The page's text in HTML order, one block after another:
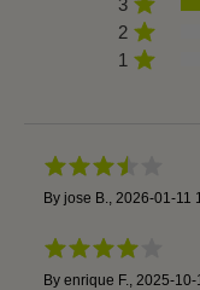
2
1
By jose B. 2026-01-11
By enrique F. 2025-10-